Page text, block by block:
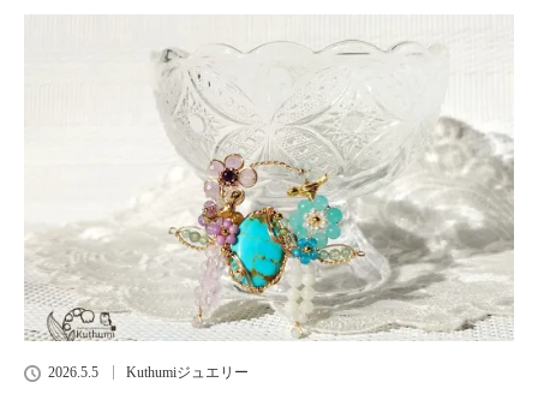
2026.5.5 Kuthumiジュエリー